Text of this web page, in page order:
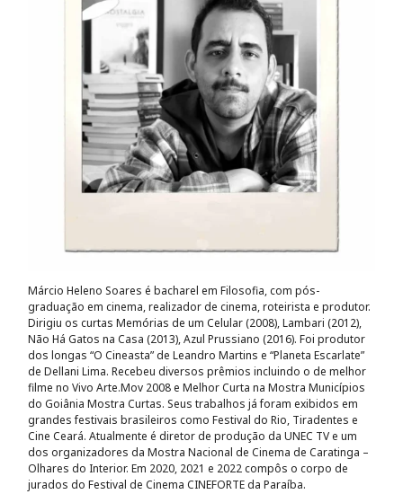
Márcio Heleno Soares é bacharel em Filosofia, com pós-
graduação em cinema, realizador de cinema, roteirista e produtor.
Dirigiu os curtas Memórias de um Celular (2008), Lambari (2012),
Não Há Gatos na Casa (2013), Azul Prussiano (2016). Foi produtor
dos longas “O Cineasta” de Leandro Martins e “Planeta Escarlate”
de Dellani Lima. Recebeu diversos prêmios incluindo o de melhor
filme no Vivo Arte.Mov 2008 e Melhor Curta na Mostra Municípios
do Goiânia Mostra Curtas. Seus trabalhos já foram exibidos em
grandes festivais brasileiros como Festival do Rio, Tiradentes e
Cine Ceará. Atualmente é diretor de produção da UNEC TV e um
dos organizadores da Mostra Nacional de Cinema de Caratinga –
Olhares do Interior. Em 2020, 2021 e 2022 compôs o corpo de
jurados do Festival de Cinema CINEFORTE da Paraíba.